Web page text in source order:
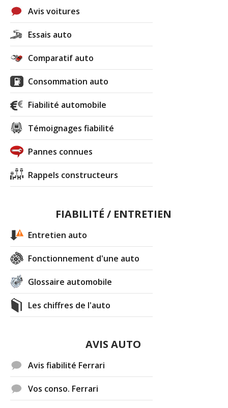
Avis voitures
Essais auto
Comparatif auto
Consommation auto
Fiabilité automobile
Témoignages fiabilité
Pannes connues
Rappels constructeurs
FIABILITÉ / ENTRETIEN
Entretien auto
Fonctionnement d'une auto
Glossaire automobile
Les chiffres de l'auto
AVIS AUTO
Avis fiabilité Ferrari
Vos conso. Ferrari